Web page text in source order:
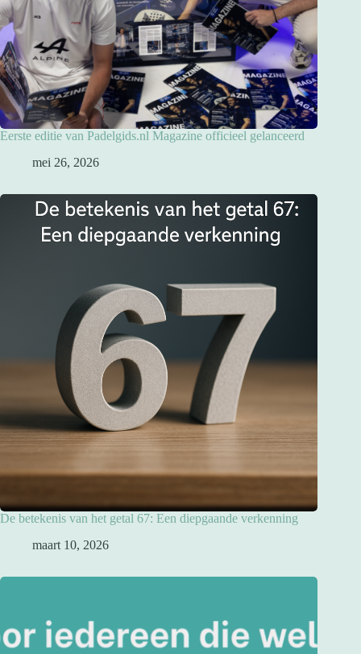
Eerste editie van Padelgids.nl Magazine officieel gelanceerd
mei 26, 2026
De betekenis van het getal 67: Een diepgaande verkenning
maart 10, 2026